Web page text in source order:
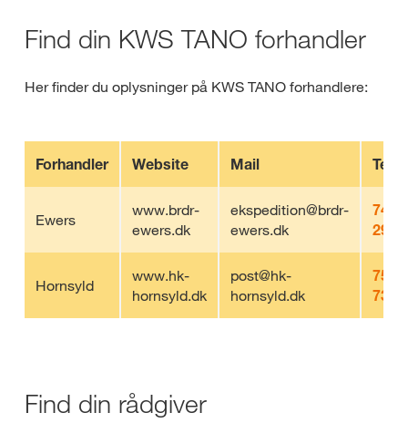
Find din KWS TANO forhandler
Her finder du oplysninger på KWS TANO forhandlere:
Forhandler Website Mail
Ewers
www.brdr-
ewers.dk
ekspedition@brdr-
ewers.dk
74 42
29 75
Hornsyld
www.hk-
hornsyld.dk
post@hk-
hornsyld.dk
75 68
73 00
Find din rådgiver